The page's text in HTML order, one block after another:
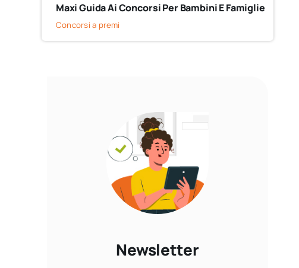
Maxi Guida Ai Concorsi Per Bambini E Famiglie
Concorsi a premi
Newsletter